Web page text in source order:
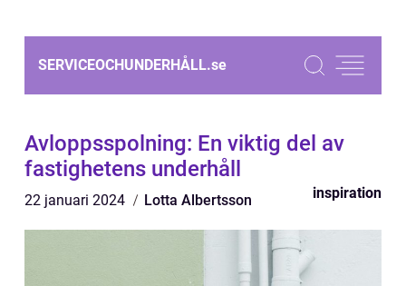
SERVICEOCHUNDERHÅLL.se
Avloppsspolning: En viktig del av
fastighetens underhåll
22 januari 2024 Lotta Albertsson inspiration